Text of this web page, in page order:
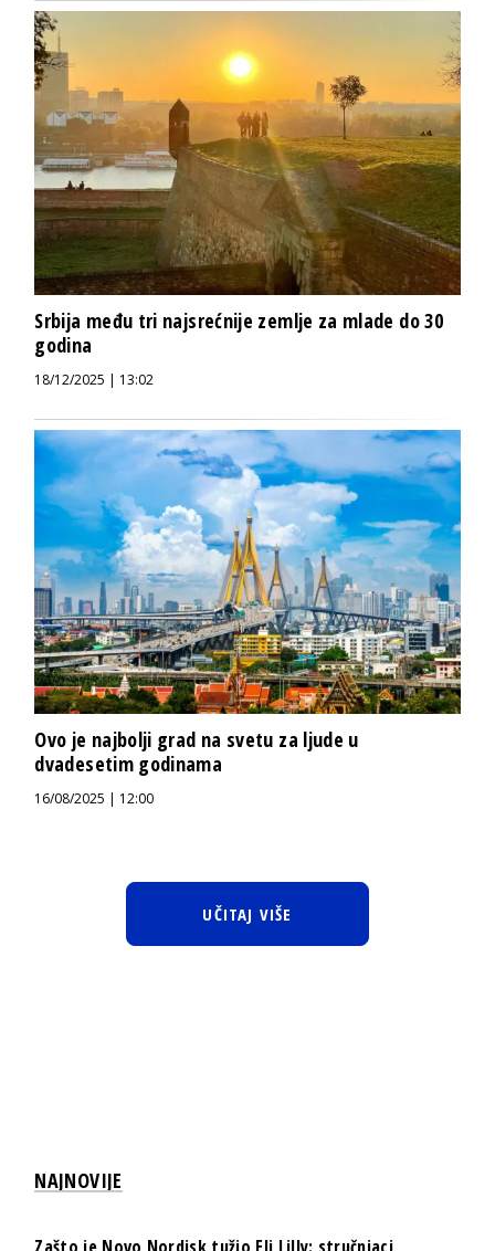
Srbija među tri najsrećnije zemlje za mlade do 30
godina
18/12/2025 | 13:02
Ovo je najbolji grad na svetu za ljude u
dvadesetim godinama
16/08/2025 | 12:00
UČITAJ VIŠE
NAJNOVIJE